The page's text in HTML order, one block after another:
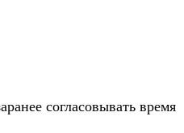
согласовывать время